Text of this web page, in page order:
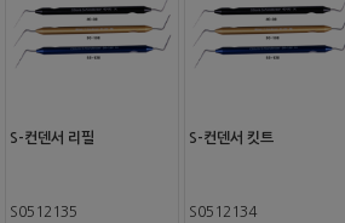
S-컨덴서 리필
S0512135
S-컨덴서 킷트
S0512134